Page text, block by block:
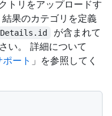
トリをアップロードす
果のカテゴリを定義
が含まれて
い。 詳細について
ート 」を参照してく